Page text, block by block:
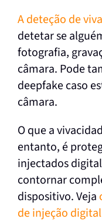
A deteção de
detetar se
fotografia,
câmara. Pode
deepfake caso
câmara.
O que a
entanto, é
injectados
contornar
dispositivo. Veja
de injeção digital